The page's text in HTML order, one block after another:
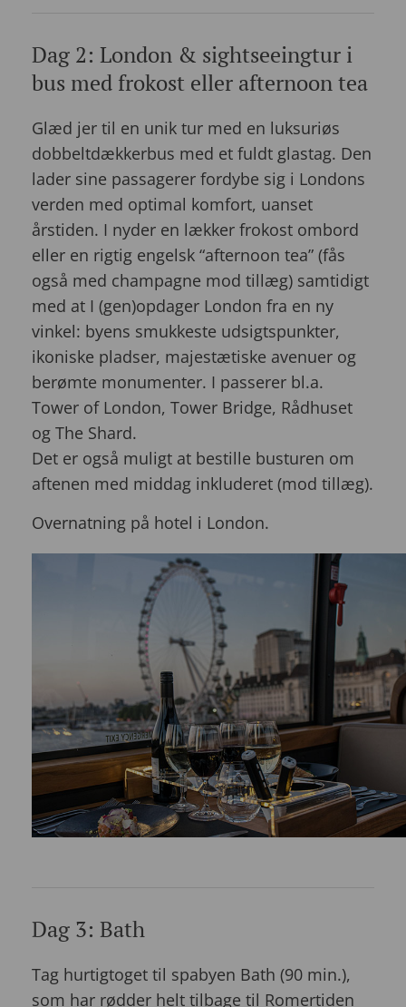
Dag 2: London & sightseeingtur i
bus med frokost eller afternoon tea
Glæd jer til en unik tur med en luksuriøs
dobbeltdækkerbus med et fuldt glastag. Den
lader sine passagerer fordybe sig i Londons
verden med optimal komfort, uanset
årstiden. I nyder en lækker frokost ombord
eller en rigtig engelsk “afternoon tea” (fås
også med champagne mod tillæg) samtidigt
med at I (gen)opdager London fra en ny
vinkel: byens smukkeste udsigtspunkter,
ikoniske pladser, majestætiske avenuer og
berømte monumenter. I passerer bl.a.
Tower of London, Tower Bridge, Rådhuset
og The Shard.
Det er også muligt at bestille busturen om
aftenen med middag inkluderet (mod tillæg).
Overnatning på hotel i London.
Dag 3: Bath
Tag hurtigtoget til spabyen Bath (90 min.),
som har rødder helt tilbage til Romertiden